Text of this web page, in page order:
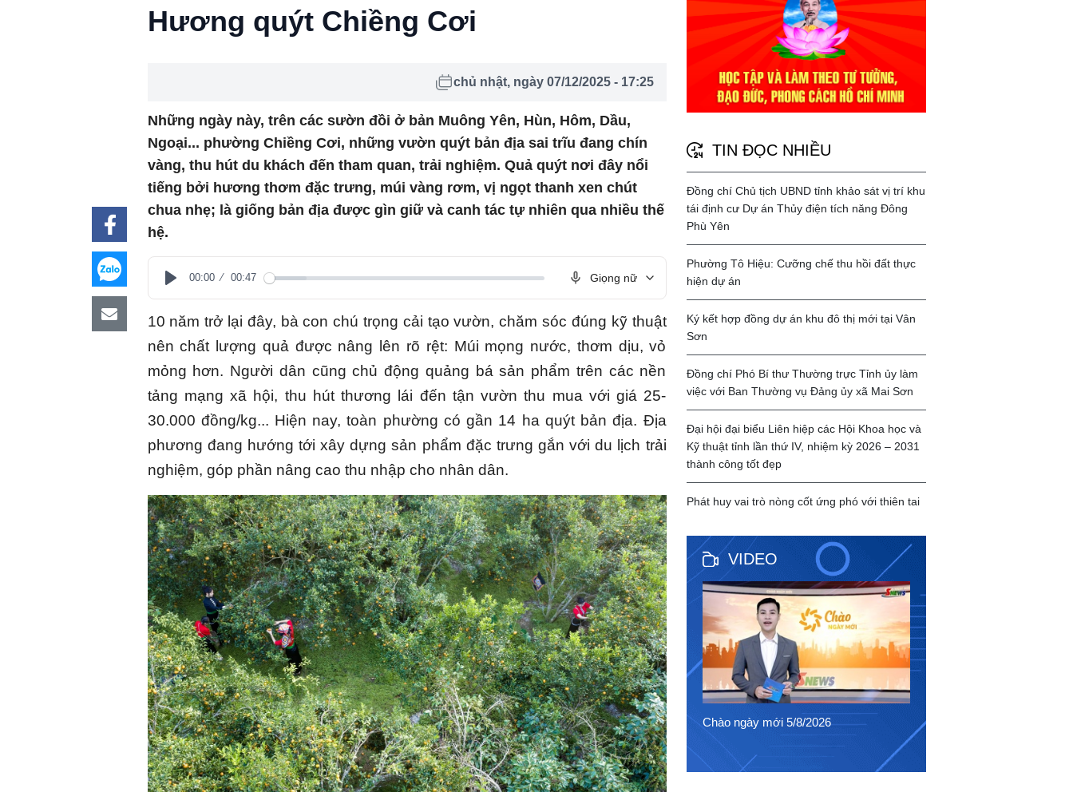
Hương quýt Chiềng Cơi
chủ nhật, ngày 07/12/2025 - 17:25
Những ngày này, trên các sườn đồi ở bản Muông Yên, Hùn, Hôm, Dầu,
Ngoại... phường Chiềng Cơi, những vườn quýt bản địa sai trĩu đang chín
vàng, thu hút du khách đến tham quan, trải nghiệm. Quả quýt nơi đây nổi
tiếng bởi hương thơm đặc trưng, múi vàng rơm, vị ngọt thanh xen chút
chua nhẹ; là giống bản địa được gìn giữ và canh tác tự nhiên qua nhiều thế
hệ.
Play
00:00 00:47 Giọng nữ
10 năm trở lại đây, bà con chú trọng cải tạo vườn, chăm sóc đúng kỹ thuật
nên chất lượng quả được nâng lên rõ rệt: Múi mọng nước, thơm dịu, vỏ
mỏng hơn. Người dân cũng chủ động quảng bá sản phẩm trên các nền
tảng mạng xã hội, thu hút thương lái đến tận vườn thu mua với giá 25-
30.000 đồng/kg... Hiện nay, toàn phường có gần 14 ha quýt bản địa. Địa
phương đang hướng tới xây dựng sản phẩm đặc trưng gắn với du lịch trải
nghiệm, góp phần nâng cao thu nhập cho nhân dân.
TIN ĐỌC NHIỀU
Đồng chí Chủ tịch UBND tỉnh khảo sát vị trí khu
tái định cư Dự án Thủy điện tích năng Đông
Phù Yên
Phường Tô Hiệu: Cưỡng chế thu hồi đất thực
hiện dự án
Ký kết hợp đồng dự án khu đô thị mới tại Vân
Sơn
Đồng chí Phó Bí thư Thường trực Tỉnh ủy làm
việc với Ban Thường vụ Đảng ủy xã Mai Sơn
Đại hội đại biểu Liên hiệp các Hội Khoa học và
Kỹ thuật tỉnh lần thứ IV, nhiệm kỳ 2026 – 2031
thành công tốt đẹp
Phát huy vai trò nòng cốt ứng phó với thiên tai
VIDEO
Chào ngày mới 1/8/2026 Chào ngày mới 31/7/2026
Chào ngày mới 6/8/2026 Chào ngày mới 5/8/2026
Chào ngày mới 4/8/2026